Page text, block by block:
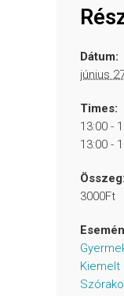
Dátum:
június
Times:
13:00 -
13:00 -
Összeg:
3000Ft
Kiemelt